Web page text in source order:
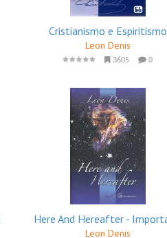
Cristianismo e Espiritismo
Leon Denis
3605 0
Here And Hereafter -
Leon Denis